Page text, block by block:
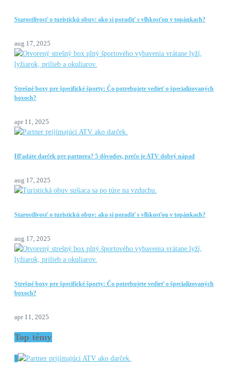
Starostlivosť o turistickú obuv: ako si poradiť s vlhkosťou v topánkach?
aug 17, 2025
Strešné boxy pre špecifické športy: Čo potrebujete vedieť o špecializovaných
boxoch?
apr 11, 2025
Hľadáte darček pre partnera? 5 dôvodov, prečo je ATV dobrý nápad
aug 17, 2025
Starostlivosť o turistickú obuv: ako si poradiť s vlhkosťou v topánkach?
aug 17, 2025
Strešné boxy pre špecifické športy: Čo potrebujete vedieť o špecializovaných
boxoch?
apr 11, 2025
Top témy
1